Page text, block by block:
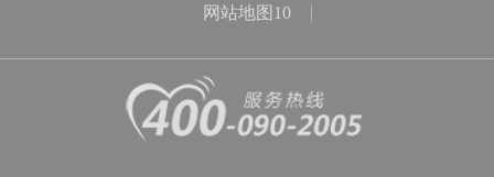
网站地图10